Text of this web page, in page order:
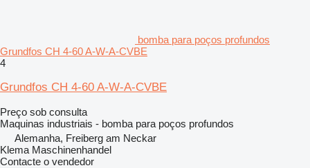
bomba para poços profundos
Grundfos CH 4-60 A-W-A-CVBE
4
Grundfos CH 4-60 A-W-A-CVBE
Preço sob consulta
Maquinas industriais - bomba para poços profundos
Alemanha, Freiberg am Neckar
Klema Maschinenhandel
Contacte o vendedor